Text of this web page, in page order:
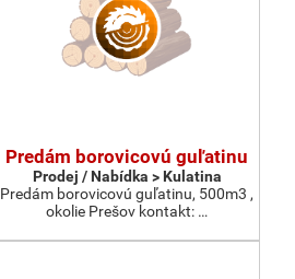
Predám borovicovú guľatinu
Prodej / Nabídka > Kulatina
Predám borovicovú guľatinu, 500m3 ,
okolie Prešov kontakt: …